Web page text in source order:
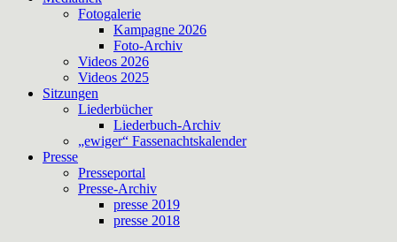
Fotogalerie
Kampagne 2026
Foto-Archiv
Videos 2026
Videos 2025
Sitzungen
Liederbücher
Liederbuch-Archiv
„ewiger“ Fassenachtskalender
Presse
Presseportal
Presse-Archiv
presse 2019
presse 2018